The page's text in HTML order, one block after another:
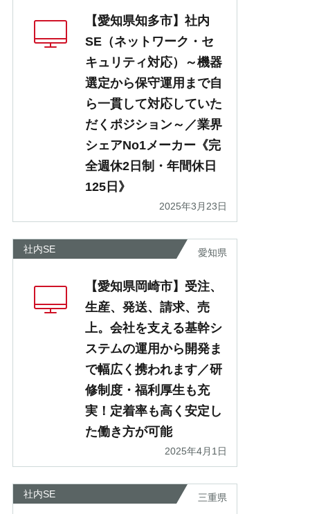
【愛知県知多市】社内
SE（ネットワーク・セ
キュリティ対応）～機器
選定から保守運用まで自
ら一貫して対応していた
だくポジション～／業界
シェアNo1メーカー《完
全週休2日制・年間休日
125日》
2025年3月23日
社内SE 愛知県
【愛知県岡崎市】受注、
生産、発送、請求、売
上。会社を支える基幹シ
ステムの運用から開発ま
で幅広く携われます／研
修制度・福利厚生も充
実！定着率も高く安定し
た働き方が可能
2025年4月1日
社内SE 三重県